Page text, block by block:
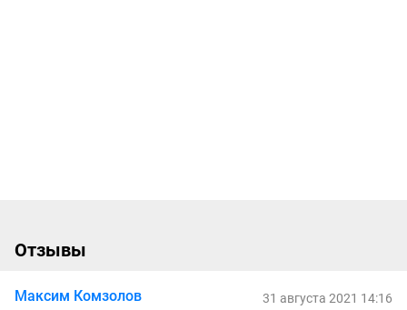
Отзывы
Максим Комзолов 31 августа 2021 14:16